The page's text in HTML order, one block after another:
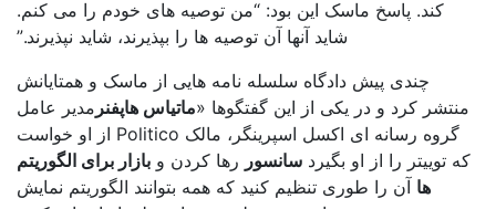
کند. پاسخ ماسک این بود: “من توصیه های خودم را می کنم.
شاید آنها آن توصیه ها را بپذیرند، شاید نپذیرند.”
چندی پیش دادگاه سلسله نامه هایی از ماسک و همتایانش
کرد و در یکی از این گفتگوها «ماتیاس هاپفنرمدیر عامل
گروه رسانه ای اکسل اسپرینگر، مالک Politico از او خواست
توییتر را از او بگیردسانسوررها کردن وبازار برای الگوریتم
آن را طوری تنظیم کنید که همه بتوانند الگوریتم نمایش